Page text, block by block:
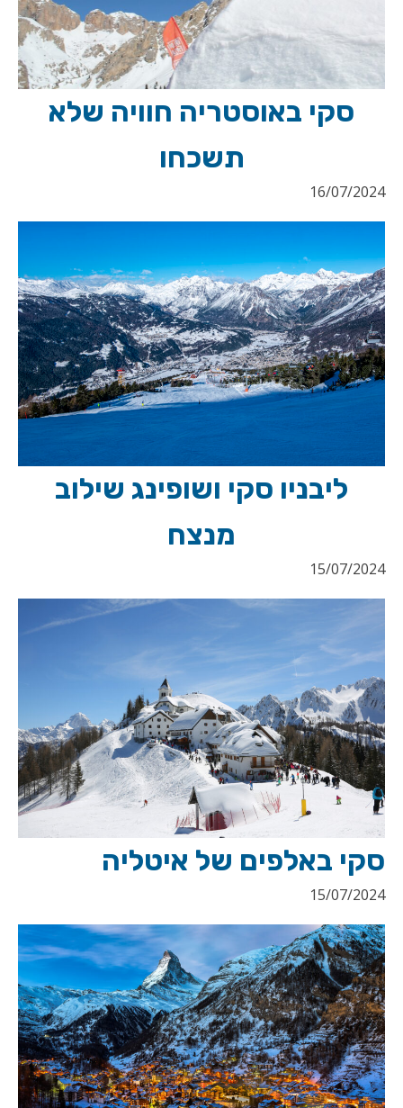
סקי באוסטריה חוויה שלא
תשכחו
16/07/2024
ליבניו סקי ושופינג שילוב
מנצח
15/07/2024
סקי באלפים של איטליה
15/07/2024